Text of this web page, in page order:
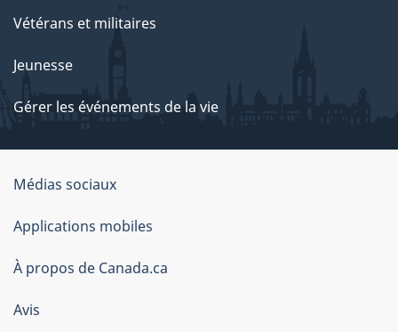
Vétérans et militaires
Jeunesse
Gérer les événements de la vie
Organisation
du
gouvernement
du
Canada
Médias sociaux
Applications mobiles
À propos de Canada.ca
Avis